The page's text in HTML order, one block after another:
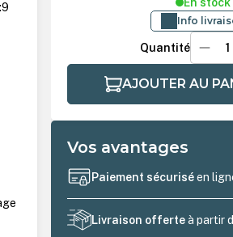
En stock
Info
Quantité
AJOUTER AU
Vos avantages
Paiement sécuriséen
Livraison offerteà partir